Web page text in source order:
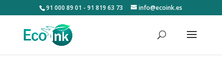
91 000 89 01 - 91 819 63 73 info@ecoink.es